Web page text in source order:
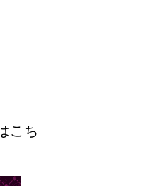
こち